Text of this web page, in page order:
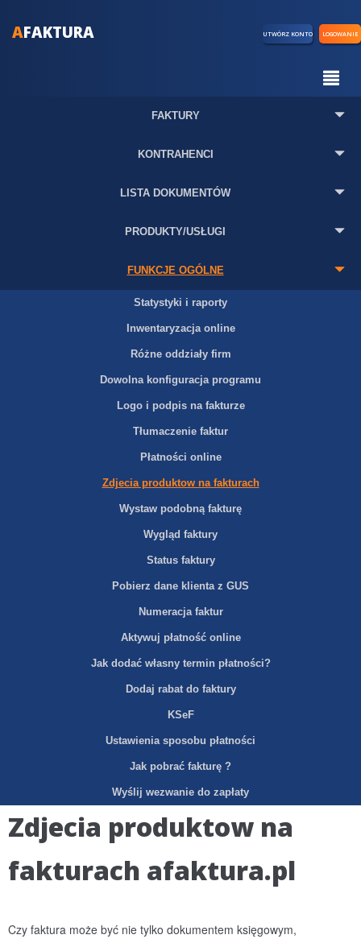
AFAKTURA UTWÓRZ KONTO LOGOWANIE
FAKTURY
KONTRAHENCI
LISTA DOKUMENTÓW
PRODUKTY/USŁUGI
FUNKCJE OGÓLNE
Statystyki i raporty
Inwentaryzacja online
Różne oddziały firm
Dowolna konfiguracja programu
Logo i podpis na fakturze
Tłumaczenie faktur
Płatności online
Zdjecia produktow na fakturach
Wystaw podobną fakturę
Wygląd faktury
Status faktury
Pobierz dane klienta z GUS
Numeracja faktur
Aktywuj płatność online
Jak dodać własny termin płatności?
Dodaj rabat do faktury
KSeF
Ustawienia sposobu płatności
Jak pobrać fakturę ?
Wyślij wezwanie do zapłaty
Zdjecia produktow na
fakturach afaktura.pl
Czy faktura może być nie tylko dokumentem księgowym,